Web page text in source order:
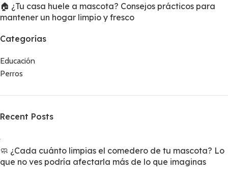
🏠 ¿Tu casa huele a mascota? Consejos prácticos para
mantener un hogar limpio y fresco
Categorías
Educación
Perros
Recent Posts
🧼 ¿Cada cuánto limpias el comedero de tu mascota? Lo
que no ves podría afectarla más de lo que imaginas